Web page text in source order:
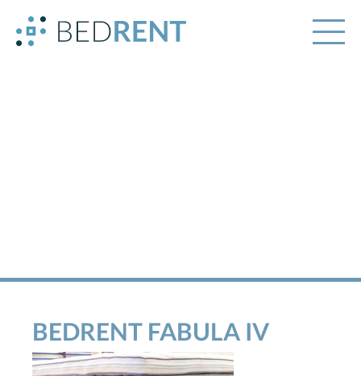
BEDRENT FABULA IV